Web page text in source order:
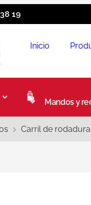
19
Inicio
Mandos y
Carril de